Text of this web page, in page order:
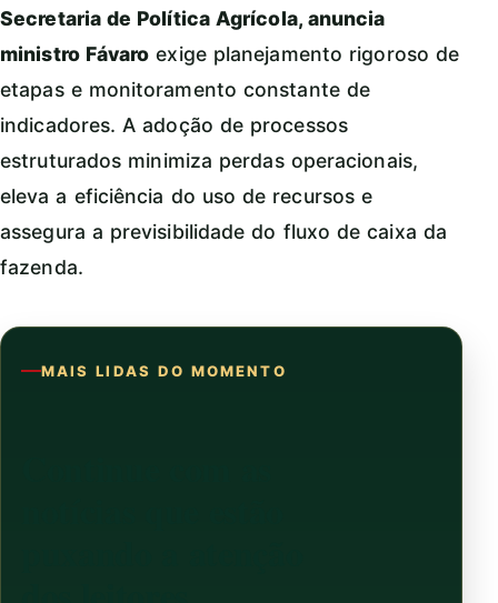
Secretaria de Política Agrícola, anuncia
ministro Fávaro exige planejamento rigoroso de
etapas e monitoramento constante de
indicadores. A adoção de processos
estruturados minimiza perdas operacionais,
eleva a eficiência do uso de recursos e
assegura a previsibilidade do fluxo de caixa da
fazenda.
MAIS LIDAS DO MOMENTO